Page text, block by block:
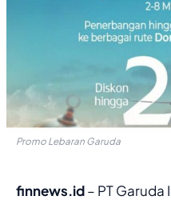
Promo Lebaran Garuda
finnews.id– PT Garuda